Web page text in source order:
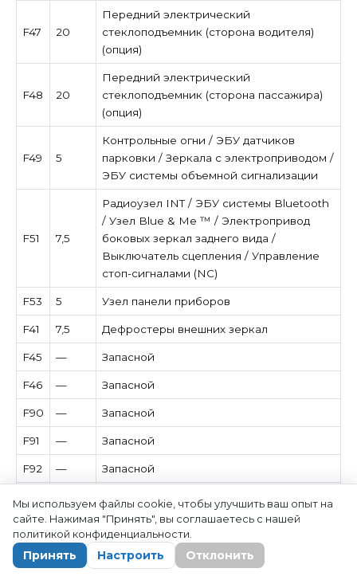
F47 20
Передний электрический
стеклоподъемник (сторона водителя)
(опция)
F48 20
Передний электрический
стеклоподъемник (сторона пассажира)
(опция)
F49 5
Контрольные огни / ЭБУ датчиков
парковки / Зеркала с электроприводом /
ЭБУ системы объемной сигнализации
F51 7,5
Радиоузел INT / ЭБУ системы Bluetooth
/ Узел Blue & Me ™ / Электропривод
боковых зеркал заднего вида /
Выключатель сцепления / Управление
стоп-сигналами (NC)
F53 5 Узел панели приборов
F41 7,5 Дефростеры внешних зеркал
F45 — Запасной
F46 — Запасной
F90 — Запасной
F91 — Запасной
F92 — Запасной
F94 15 Прикуриватель / розетка в салоне
F95 — Запасной
Мы используем файлы cookie, чтобы улучшить ваш опыт на
сайте. Нажимая "Принять", вы соглашаетесь с нашей
политикой конфиденциальности.
Принять Настроить Отклонить